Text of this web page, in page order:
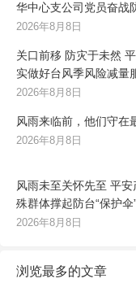
华中心支公司党员奋战
2026年8月8日
关口前移 防灾于未然
实做好台风季风险减量
2026年8月8日
风雨来临前，他们守在
2026年8月8日
风雨未至关怀先至 平
殊群体撑起防台“保护伞
2026年8月8日
浏览最多的文章